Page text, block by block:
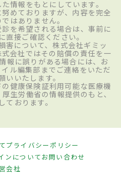
情報をもとにしています。
めておりますが、内容を完全
はありません。
を希望される場合は、事前に
直接ご確認ください。
害について、株式会社ギミッ
会社ではその賠償の責任を一
報に誤りがある場合には、お
ル編集部までご連絡をいただ
いいたします。
健康保険証利用可能な医療機
生労働省の情報提供のもと、
ております。
プライバシーポリシー
ンについてお問い合わせ
会社